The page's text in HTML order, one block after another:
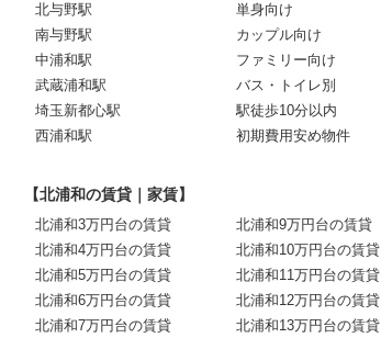
北与野駅
南与野駅
中浦和駅
武蔵浦和駅
埼玉新都心駅
西浦和駅
単身向け
カップル向け
ファミリー向け
バス・トイレ別
駅徒歩10分以内
初期費用安め物件
【北浦和の賃貸｜家賃】
北浦和3万円台の賃貸
北浦和4万円台の賃貸
北浦和5万円台の賃貸
北浦和6万円台の賃貸
北浦和7万円台の賃貸
北浦和9万円台の賃貸
北浦和10万円台の賃貸
北浦和11万円台の賃貸
北浦和12万円台の賃貸
北浦和13万円台の賃貸